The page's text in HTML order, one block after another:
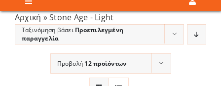
Toggle
Navigation
Online 3D Printing
Outlet
Toggle
Καλάθι
Λογαριασμός
Αρχική »Stone Age - Light
Ταξινόμηση βάσει Προεπιλεγμένη
παραγγελία
Προβολή 12 προϊόντων